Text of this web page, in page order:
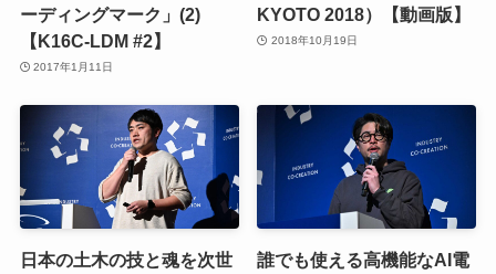
ーディングマーク」(2)
【K16C-LDM #2】
2017年1月11日
KYOTO 2018）【動画版】
2018年10月19日
日本の土木の技と魂を次世
誰でも使える高機能なAI電